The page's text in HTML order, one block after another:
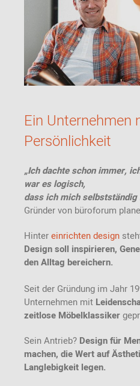
Ein Unternehmen
Persönlichkeit
„Ich dachte schon immer,
war es logisch,
dass ich mich selbstständig
Gründer von büroforum
Hintereinrichten design
Design soll inspirieren,
den Alltag bereichern.
Seit der Gründung im Jahr
Unternehmen mit
zeitlose Möbelklassiker
Sein Antrieb? Design für
machen, die Wert auf
Langlebigkeit legen.